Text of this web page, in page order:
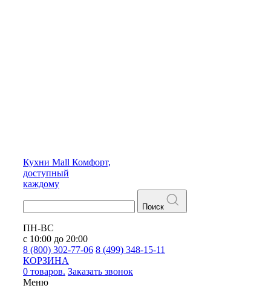
Кухни Mall Комфорт,
доступный
каждому
Поиск
ПН-ВС
с 10:00 до 20:00
8 (800) 302-77-06 8 (499) 348-15-11
КОРЗИНА
0 товаров. Заказать звонок
Меню